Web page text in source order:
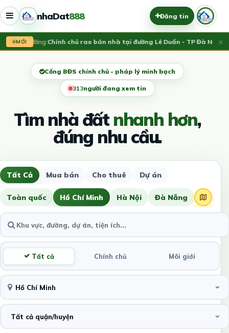
nhaDat888 Đăng tin
MỚI
Vừa đăng:Chính chủ rao bán nhà tại đường Lê Duẩn - TP Đà Nẵng;×
Cổng BĐS chính chủ - pháp lý minh bạch
314người đang xem tin
Tìm nhà đấtnhanh hơn,
đúng nhu cầu.
Tất Cả Mua bán Cho thuê Dự án
Toàn quốc Hồ Chí Minh Hà Nội Đà Nẵng
Tất cả Chính chủ Môi giới
Hồ Chí Minh
Tất cả quận/huyện